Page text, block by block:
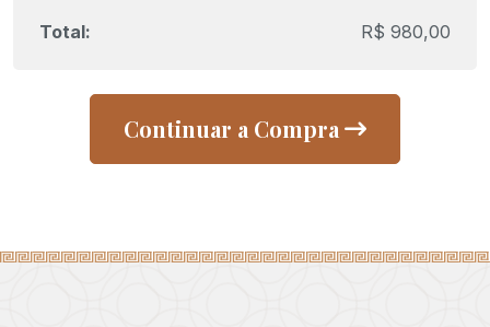
R$ 980,00
Continuar a Compra